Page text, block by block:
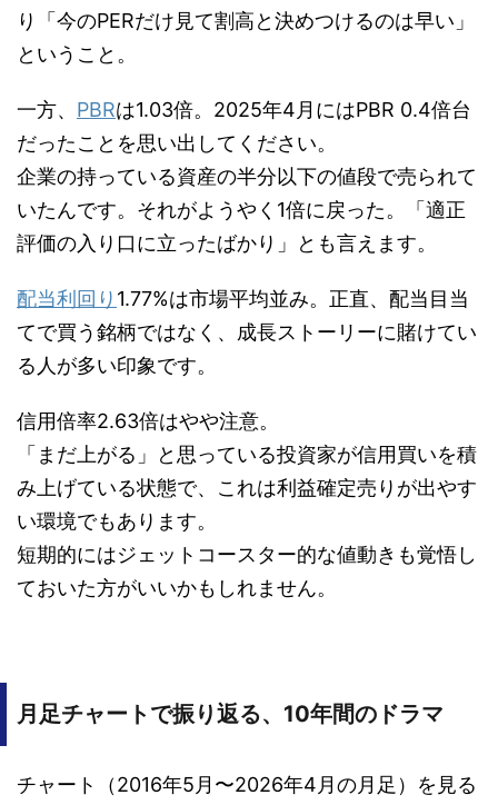
り「今のPERだけ見て割高と決めつけるのは早い」
ということ。
一方、 PBRは1.03倍。2025年4月にはPBR 0.4倍台
だったことを思い出してください。
企業の持っている資産の半分以下の値段で売られて
いたんです。それがようやく1倍に戻った。「適正
評価の入り口に立ったばかり」とも言えます。
配当利回り 1.77%は市場平均並み。正直、配当目当
てで買う銘柄ではなく、成長ストーリーに賭けてい
る人が多い印象です。
信用倍率2.63倍はやや注意。
「まだ上がる」と思っている投資家が信用買いを積
み上げている状態で、これは利益確定売りが出やす
い環境でもあります。
短期的にはジェットコースター的な値動きも覚悟し
ておいた方がいいかもしれません。
月足チャートで振り返る、10年間のドラマ
チャート（2016年5月〜2026年4月の月足）を見る